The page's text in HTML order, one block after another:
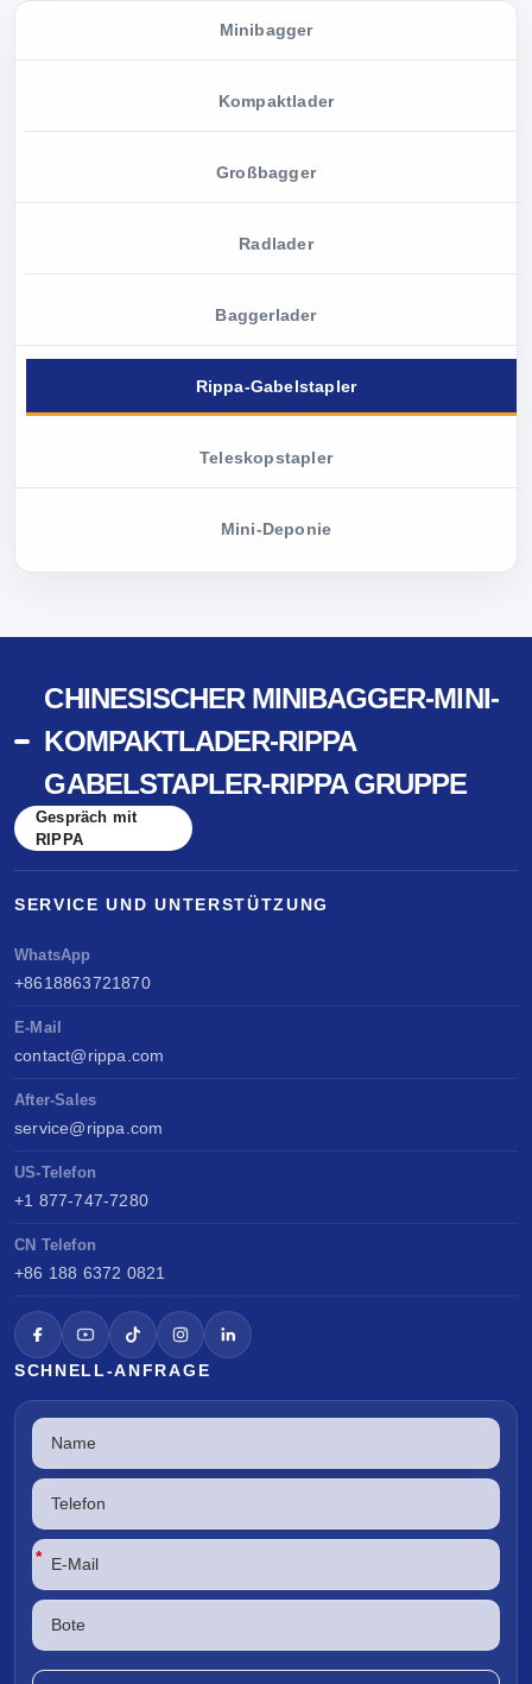
Minibagger
Kompaktlader
Großbagger
Radlader
Baggerlader
Rippa-Gabelstapler
Teleskopstapler
Mini-Deponie
CHINESISCHER MINIBAGGER-MINI-
KOMPAKTLADER-RIPPA
GABELSTAPLER-RIPPA GRUPPE
Gespräch mit
RIPPA
SERVICE UND UNTERSTÜTZUNG
WhatsApp
+8618863721870
E-Mail
contact@rippa.com
After-Sales
service@rippa.com
US-Telefon
+1 877-747-7280
CN Telefon
+86 188 6372 0821
SCHNELL-ANFRAGE
*